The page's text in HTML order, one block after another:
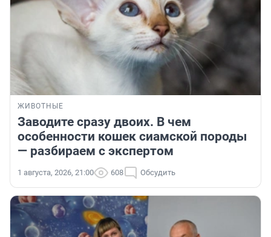
ЖИВОТНЫЕ
Заводите сразу двоих. В чем
особенности кошек сиамской породы
— разбираем с экспертом
1 августа, 2026, 21:00 608 Обсудить